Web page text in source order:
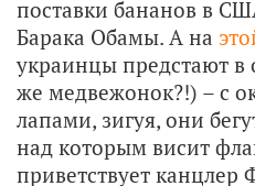
поставки бананов в
Барака Обамы. А на
украинцы предстают в
же медвежонок?!) – с
лапами, зигуя, они
над которым висит
приветствует канцлер